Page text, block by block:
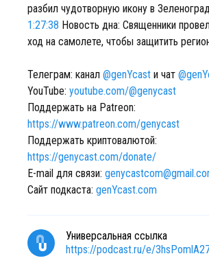
разбил чудотворную икону в
1:27:38 Новость дна: Священники
ход на самолете, чтобы защитить
Телеграм: канал @genYcast и чат
YouTube: youtube.com/@genycast
Поддержать на Patreon:
https://www.patreon.com/genycast
Поддержать криптовалютой:
https://genycast.com/donate/
E-mail для связи:
Сайт подкаста: genYcast.com
Универсальная ссылка
https://podcast.ru/e/